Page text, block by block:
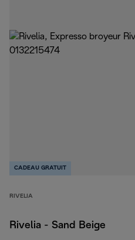
CADEAU GRATUIT
RIVELIA
Rivelia - Sand Beige